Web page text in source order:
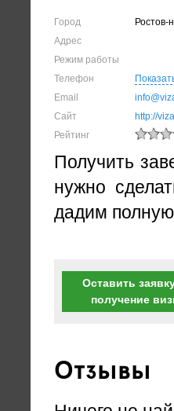
Город
Ростов-
Адрес
Режим работы
Телефон
Email
Сайт
http://
Рейтинг
Получить
нужно
дадим
Оставить
получение
Отзывы